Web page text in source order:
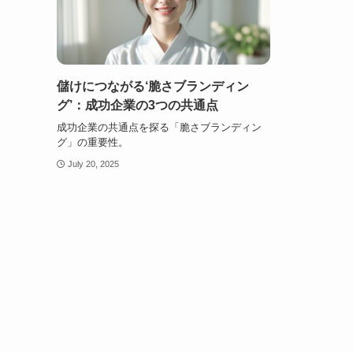
儲けにつながる‘脆さブランディン
グ’：成功企業の3つの共通点
成功企業の共通点を探る「脆さブランディン
グ」の重要性。
July 20, 2025